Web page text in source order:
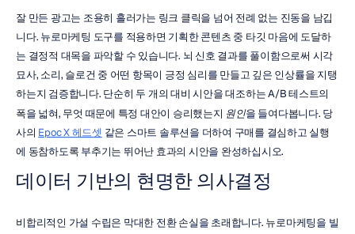
잘 만든 광고는 조용히 흘러가는 링크 클릭을 넘어 전례 없는 진동을 남깁
니다. 뉴로마케팅 도구를 적용하면 기획한 콘텐츠 중 타깃 마음에 도달하
는 결정적 대목을 파악할 수 있습니다. 뇌 신호 결과를 풀이함으로써 시각
묘사, 소리, 슬로건 중 어떤 항목이 긍정 심리를 만들고 깊은 인상률을 지탱
하는지 검증합니다. 단순히 두 개의 대비 시안을 대조하는 A/B 테스트의
폭을 넓혀, 무엇 때문에 특정 대안이 승리했는지 원인을 들여다봅니다. 당
사의 Epoc X 헤드셋 같은 스마트 솔루션을 더하여 구매를 결심하고 실행
에 동참하도록 부추기는 뛰어난 효과의 시안을 완성하십시오.
데이터 기반의 현명한 의사결정
비합리적인 가설 수립은 막대한 전환 손실을 초래합니다. 뉴로마케팅을 빌